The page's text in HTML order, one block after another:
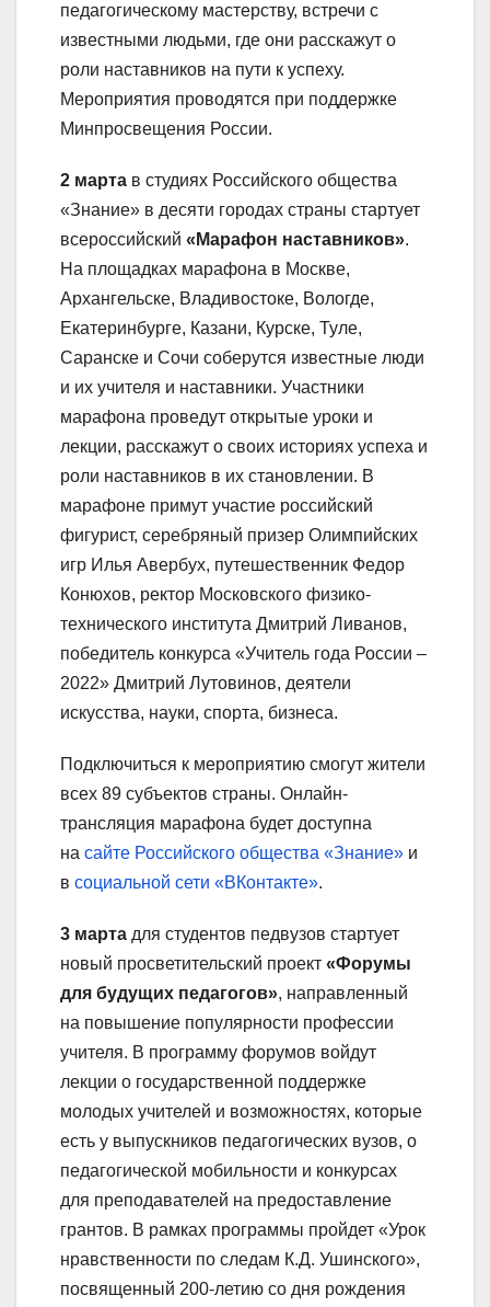
педагогическому мастерству, встречи с
известными людьми, где они расскажут о
роли наставников на пути к успеху.
Мероприятия проводятся при поддержке
Минпросвещения России.
2 марта в студиях Российского общества
«Знание» в десяти городах страны стартует
всероссийский «Марафон наставников».
На площадках марафона в Москве,
Архангельске, Владивостоке, Вологде,
Екатеринбурге, Казани, Курске, Туле,
Саранске и Сочи соберутся известные люди
и их учителя и наставники. Участники
марафона проведут открытые уроки и
лекции, расскажут о своих историях успеха и
роли наставников в их становлении. В
марафоне примут участие российский
фигурист, серебряный призер Олимпийских
игр Илья Авербух, путешественник Федор
Конюхов, ректор Московского физико-
технического института Дмитрий Ливанов,
победитель конкурса «Учитель года России –
2022» Дмитрий Лутовинов, деятели
искусства, науки, спорта, бизнеса.
Подключиться к мероприятию смогут жители
всех 89 субъектов страны. Онлайн-
трансляция марафона будет доступна
на сайте Российского общества «Знание» и
в социальной сети «ВКонтакте».
3 марта для студентов педвузов стартует
новый просветительский проект «Форумы
для будущих педагогов», направленный
на повышение популярности профессии
учителя. В программу форумов войдут
лекции о государственной поддержке
молодых учителей и возможностях, которые
есть у выпускников педагогических вузов, о
педагогической мобильности и конкурсах
для преподавателей на предоставление
грантов. В рамках программы пройдет «Урок
нравственности по следам К.Д. Ушинского»,
посвященный 200-летию со дня рождения